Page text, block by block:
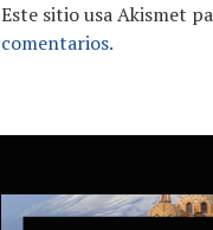
Este sitio usa Akismet
comentarios.